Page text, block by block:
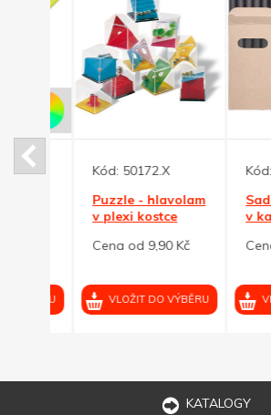
Kód:50172.X
Puzzle - hlavolam
v plexi kostce
Cena od 9,90 Kč
VLOŽIT DO VÝBĚRU
Kód:
Sada
v
Cena
KATALOGY